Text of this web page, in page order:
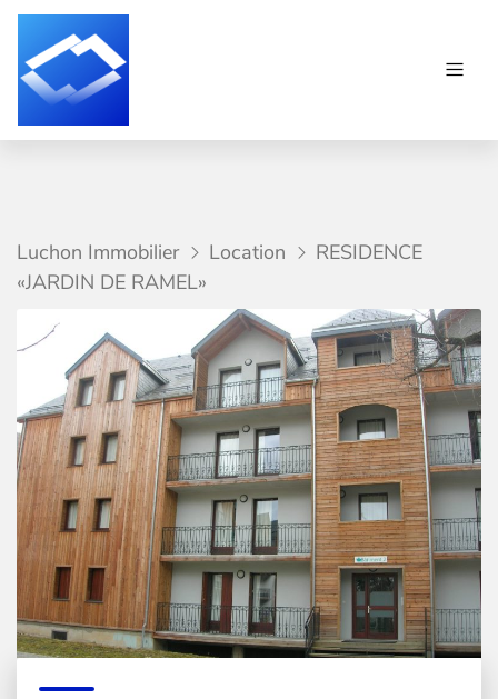
Luchon Immobilier Location
RESIDENCE
«JARDIN DE RAMEL»